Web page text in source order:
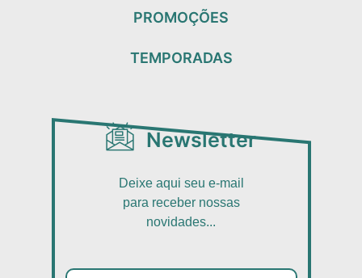
PROMOÇÕES
TEMPORADAS
Newsletter
Deixe aqui seu e-mail
para receber nossas
novidades...